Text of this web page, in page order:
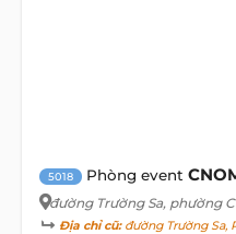
5018 Phòng event
đường Trường Sa, phường
Địa chỉ cũ:đường Trường Sa,